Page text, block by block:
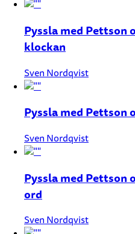
Pyssla med Pettson
klockan
Sven Nordqvist
Pyssla med Pettson
Sven Nordqvist
Pyssla med Pettson
ord
Sven Nordqvist